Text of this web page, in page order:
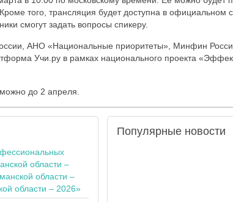
того, трансляция будет доступна в официальном
смогут задать вопросы спикеру.
АНО «Национальные приоритеты», Минфин
Учи.ру в рамках национального проекта
до 2 апреля.
области –
области –
области – 2026»
Популярныеновости